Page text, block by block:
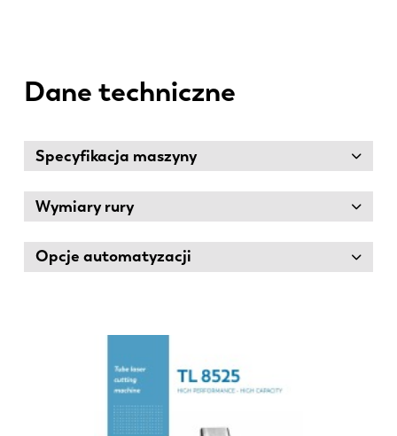
Dane techniczne
Specyfikacja maszyny
Wymiary rury
Opcje automatyzacji